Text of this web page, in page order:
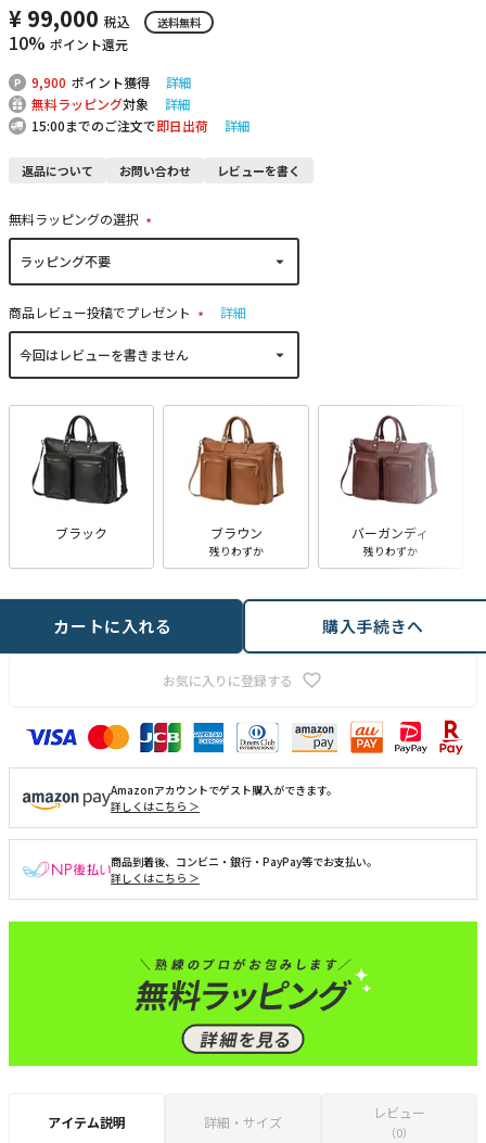
¥ 99,000 税込 送料無料
10% ポイント還元
9,900 ポイント獲得
詳細
無料ラッピング対象
詳細
15:00までのご注文で即日出荷 詳細
返品について お問い合わせ レビューを書く
無料ラッピングの選択
(
商品レビュー投稿でプレゼント
(
詳細
ブラック ブラウン
残りわずか
バーガンディ
残りわずか
お気に入りに登録する
カートに入れる 購入手続きへ
Amazonアカウントでゲスト購入ができます。
詳しくはこちら ＞
商品到着後、コンビニ・銀行・PayPay等でお支払い。
詳しくはこちら ＞
アイテム説明 詳細・サイズ
レビュー
（0）